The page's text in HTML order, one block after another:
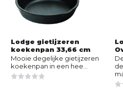
Lodge gietijzeren
koekenpan 33,66 cm
Mooie degelijke gietijzeren
koekenpan in een hee...